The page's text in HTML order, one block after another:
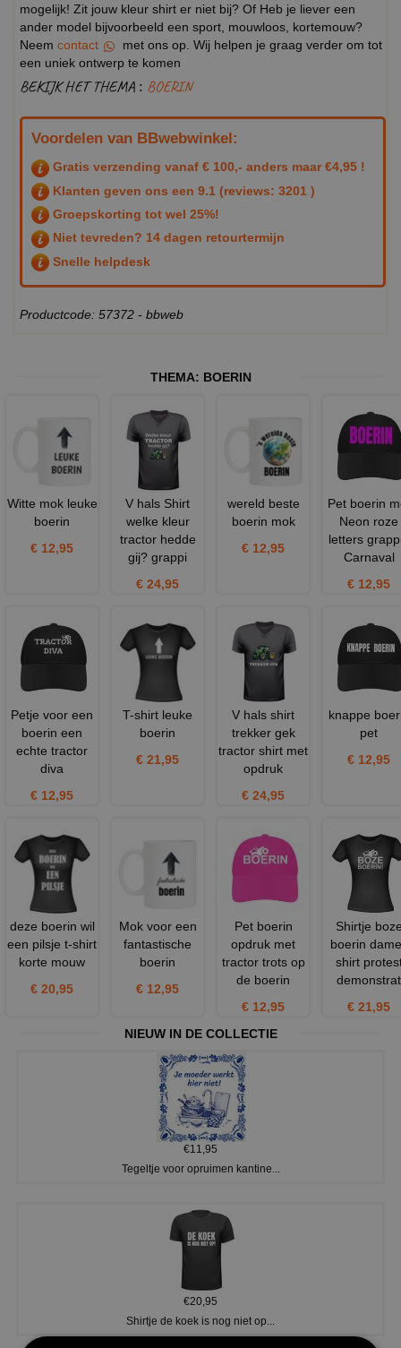
mogelijk! Zit jouw kleur shirt er niet bij? Of Heb je liever een
ander model bijvoorbeeld een sport, mouwloos, kortemouw?
Neem contact
met ons op. Wij helpen je graag verder om tot
een uniek ontwerp te komen
BEKIJK HET THEMA : BOERIN
Voordelen van BBwebwinkel:
Gratis verzending vanaf € 100,- anders maar €4,95 !
Klanten geven ons een 9.1 (reviews: 3201 )
Groepskorting tot wel 25%!
Niet tevreden? 14 dagen retourtermijn
Snelle helpdesk
Productcode: 57372 - bbweb
THEMA: BOERIN
Witte mok leuke
boerin
€ 12,95
V hals Shirt
welke kleur
tractor hedde
gij? grappi
€ 24,95
wereld beste
boerin mok
€ 12,95
Pet boerin
Neon roze
letters
Carnaval
€ 12,95
Petje voor een
boerin een
echte tractor
diva
€ 12,95
T-shirt leuke
boerin
€ 21,95
V hals shirt
trekker gek
tractor shirt met
opdruk
€ 24,95
knappe
pet
€ 12,95
deze boerin wil
een pilsje t-shirt
korte mouw
€ 20,95
Mok voor een
fantastische
boerin
€ 12,95
Pet boerin
opdruk met
tractor trots op
de boerin
€ 12,95
Shirtje
boerin
shirt
demonstrat
€ 21,95
NIEUW IN DE COLLECTIE
€11,95
Tegeltje voor opruimen kantine...
€20,95
Shirtje de koek is nog niet op...